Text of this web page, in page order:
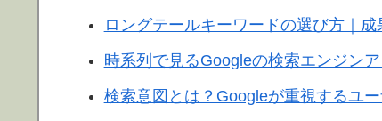
ロングテールキーワードの選び方｜
時系列で見るGoogleの検索エンジン
検索意図とは？Googleが重視するユ